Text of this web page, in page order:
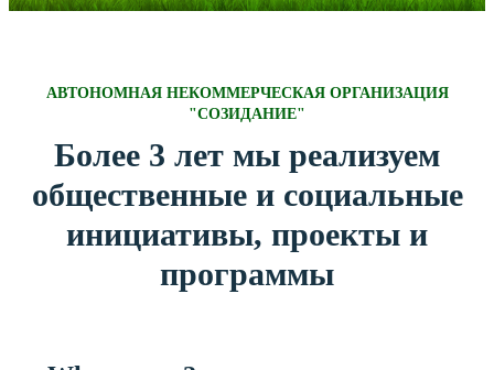
АВТОНОМНАЯ НЕКОММЕРЧЕСКАЯ ОРГАНИЗАЦИЯ
"СОЗИДАНИЕ"
Более 3 лет мы реализуем
общественные и социальные
инициативы, проекты и
программы